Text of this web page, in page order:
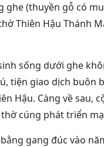
(thuyền gỗ có
Thiên Hậu Thánh
sống dưới ghe
tiện giao dịch buôn
Hậu. Càng về sau,
cúng phát triển
gang đúc vào